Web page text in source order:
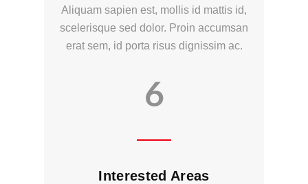
Aliquam sapien est, mollis id mattis id,
scelerisque sed dolor. Proin accumsan
erat sem, id porta risus dignissim ac.
6
Interested Areas